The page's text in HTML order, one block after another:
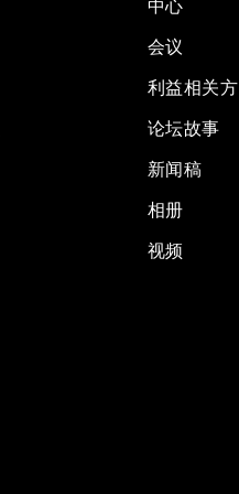
中心
会议
利益相关方
论坛故事
新闻稿
相册
视频